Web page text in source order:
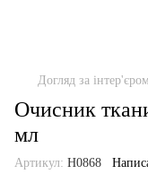
Догляд за інтер'єром
Очисник
мл
Артикул: H0868